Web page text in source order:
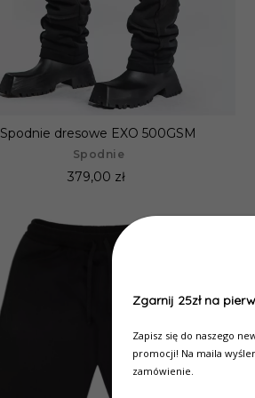
Spodnie dresowe EXO 500GSM
Spodnie
379,00 zł
Zgarnij 25zł na
Zapisz się do naszego
promocji! Na maila
zamówienie.